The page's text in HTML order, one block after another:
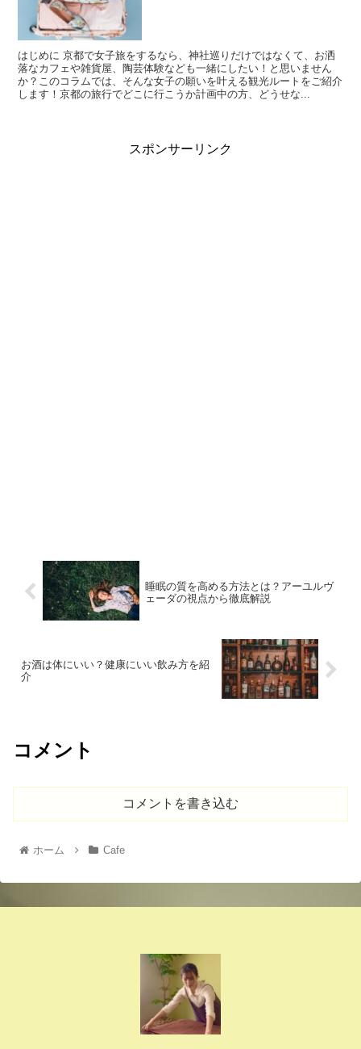
はじめに 京都で女子旅をするなら、神社巡りだけではなくて、お洒
落なカフェや雑貨屋、陶芸体験なども一緒にしたい！と思いません
か？このコラムでは、そんな女子の願いを叶える観光ルートをご紹介
します！京都の旅行でどこに行こうか計画中の方、どうせな...
スポンサーリンク
睡眠の質を高める方法とは？アーユルヴ
ェーダの視点から徹底解説
お酒は体にいい？健康にいい飲み方を紹
介
コメント
コメントを書き込む
ホーム Cafe